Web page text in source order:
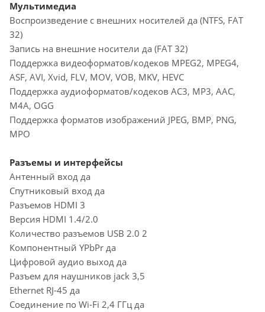
Мультимедиа
Воспроизведение с внешних носителей да (NTFS, FAT
32)
Запись на внешние носители да (FAT 32)
Поддержка видеоформатов/кодеков MPEG2, MPEG4,
ASF, AVI, Xvid, FLV, MOV, VOB, MKV, HEVC
Поддержка аудиоформатов/кодеков AC3, MP3, AAC,
M4A, OGG
Поддержка форматов изображений JPEG, BMP, PNG,
MPO
Разъемы и интерфейсы
Антенный вход да
Спутниковый вход да
Разъемов HDMI 3
Версия HDMI 1.4/2.0
Количество разъемов USB 2.0 2
Компонентный YPbPr да
Цифровой аудио выход да
Разъем для наушников jack 3,5
Ethernet RJ-45 да
Соединение по Wi-Fi 2,4 ГГц да